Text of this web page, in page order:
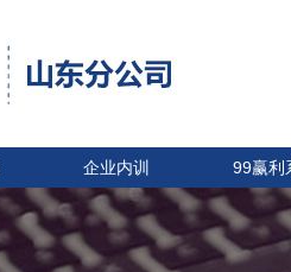
企业内训 99赢利